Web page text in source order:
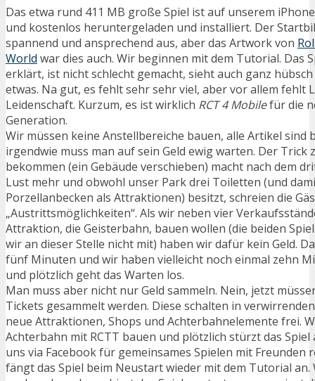
Das etwa rund 411 MB große Spiel ist auf unserem
und kostenlos heruntergeladen und installiert. Der
spannend und ansprechend aus, aber das Artwork von
World war dies auch. Wir beginnen mit dem Tutorial. Das
erklärt, ist nicht schlecht gemacht, sieht auch ganz
etwas. Na gut, es fehlt sehr sehr viel, aber vor allem fehlt
Leidenschaft. Kurzum, es ist wirklich RCT 4 Mobilefür die
Generation.
Wir müssen keine Anstellbereiche bauen, alle Artikel sind
irgendwie muss man auf sein Geld ewig warten. Der Trick
bekommen (ein Gebäude verschieben) macht nach dem
Lust mehr und obwohl unser Park drei Toiletten (und
Porzellanbecken als Attraktionen) besitzt, schreien die
„Austrittsmöglichkeiten“. Als wir neben vier
Attraktion, die Geisterbahn, bauen wollen (die beiden
wir an dieser Stelle nicht mit) haben wir dafür kein Geld.
fünf Minuten und wir haben vielleicht noch einmal zehn
und plötzlich geht das Warten los.
Man muss aber nicht nur Geld sammeln. Nein, jetzt
Tickets gesammelt werden. Diese schalten in
neue Attraktionen, Shops und Achterbahnelemente frei.
Achterbahn mit RCTT bauen und plötzlich stürzt das
uns via Facebook für gemeinsames Spielen mit Freunden
fängt das Spiel beim Neustart wieder mit dem Tutorial an.